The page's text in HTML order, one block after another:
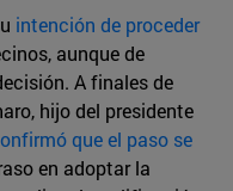
intención de proceder
aunque de
A finales de
hijo del presidente
que el paso se
en adoptar la